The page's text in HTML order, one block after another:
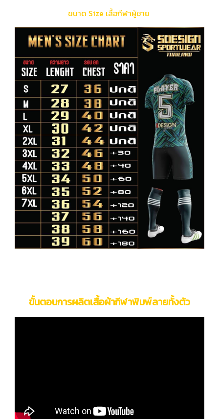
ขนาด Size เสื้อกีฬาผู้ชาย
ขั้นตอนการผลิตเสื้อผ้ากีฬาพิมพ์ลายทั้งตัว